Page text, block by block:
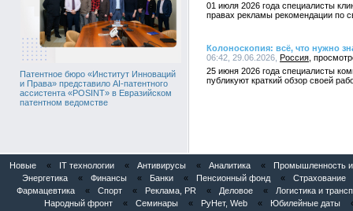
Патентное бюро «Институт Инноваций
и Права» представило AI-патентного
ассистента «POSINT» в Евразийском
патентном ведомстве
01 июля 2026 года специалисты
правах рекламы рекомендации по
Колоноскопия: всё, что нужно
06:42, 29.06.2026, Россия
25 июня 2026 года специалисты
публикуют краткий обзор своей
Новые « IT технологии « Антивирусы « Аналитика «
Промышленность и
Энергетика
« Финансы « Банки « Пенсионный фонд «
Страхование
Фармацевтика
« Спорт « Реклама, PR « Деловое «
Логистика и
Народный фронт
« Семинары « РуНет, Web « Юбилейные даты